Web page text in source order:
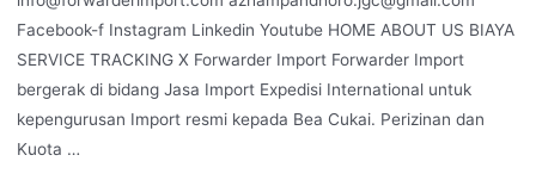
Facebook-f Instagram Linkedin Youtube HOME ABOUT US BIAYA
SERVICE TRACKING X Forwarder Import Forwarder Import
bergerak di bidang Jasa Import Expedisi International untuk
kepengurusan Import resmi kepada Bea Cukai. Perizinan dan
Kuota …